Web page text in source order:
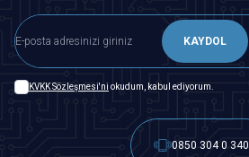
KAYDOL
KVKK Sözleşmesi'ni okudum, kabul ediyorum.
0850 304 0 340